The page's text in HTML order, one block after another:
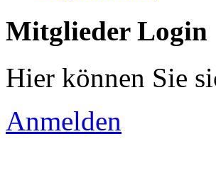
Mitglieder Login
Hier können Sie
Anmelden